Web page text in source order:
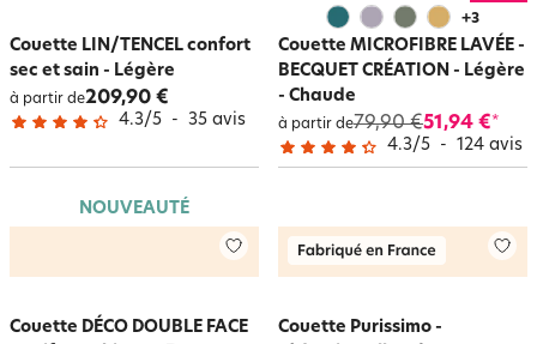
Couette LIN/TENCEL confort
sec et sain - Légère
à partir de209,90 €
4.3/5 - 35 avis
+3
Couette MICROFIBRE LAVÉE -
BECQUET CRÉATION - Légère
- Chaude
à partir de79,90 €51,94 €*
4.3/5 - 124 avis
NOUVEAUTÉ
Couette DÉCO DOUBLE FACE
Couette Purissimo -